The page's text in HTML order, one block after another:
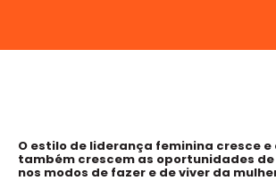
O estilo de liderança feminina cresce e
também crescem as oportunidades
nos modos de fazer e de viver da